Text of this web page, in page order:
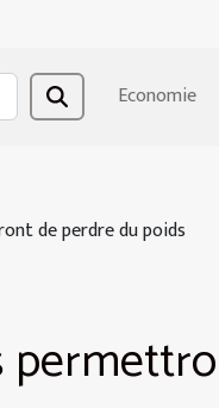
Economie
de perdre du poids